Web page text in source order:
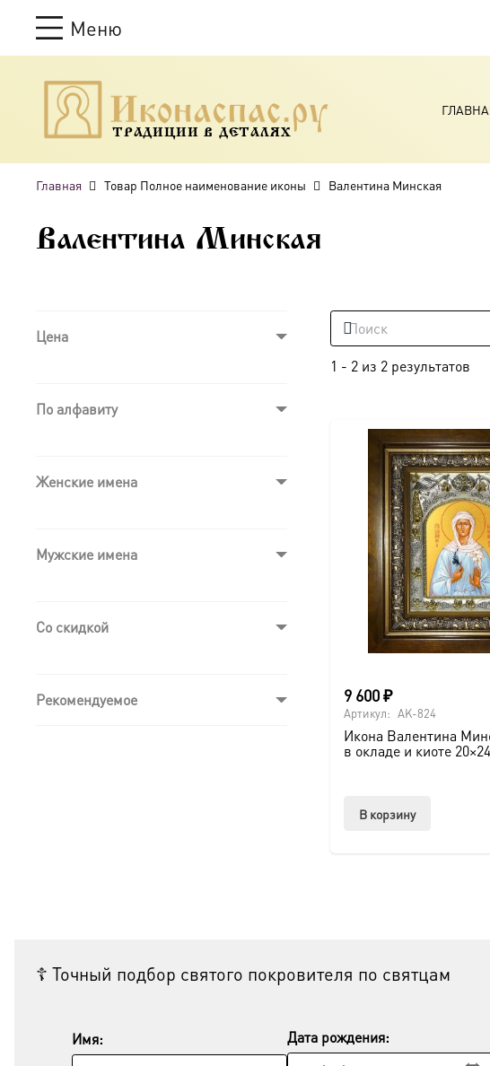
Меню
ТРАДИЦИИ В ДЕТАЛЯХ
Главная Товар Полное наименование иконы Валентина Минская
Валентина Минская
Цена
По алфавиту
Женские имена
Мужские имена
Со скидкой
Рекомендуемое
1 - 2 из 2 результатов
9 600₽
Артикул: AK-824
Икона Валентина
в окладе и киоте
В корзину
☦ Точный подбор святого покровителя по святцам
Имя: Дата рождения: